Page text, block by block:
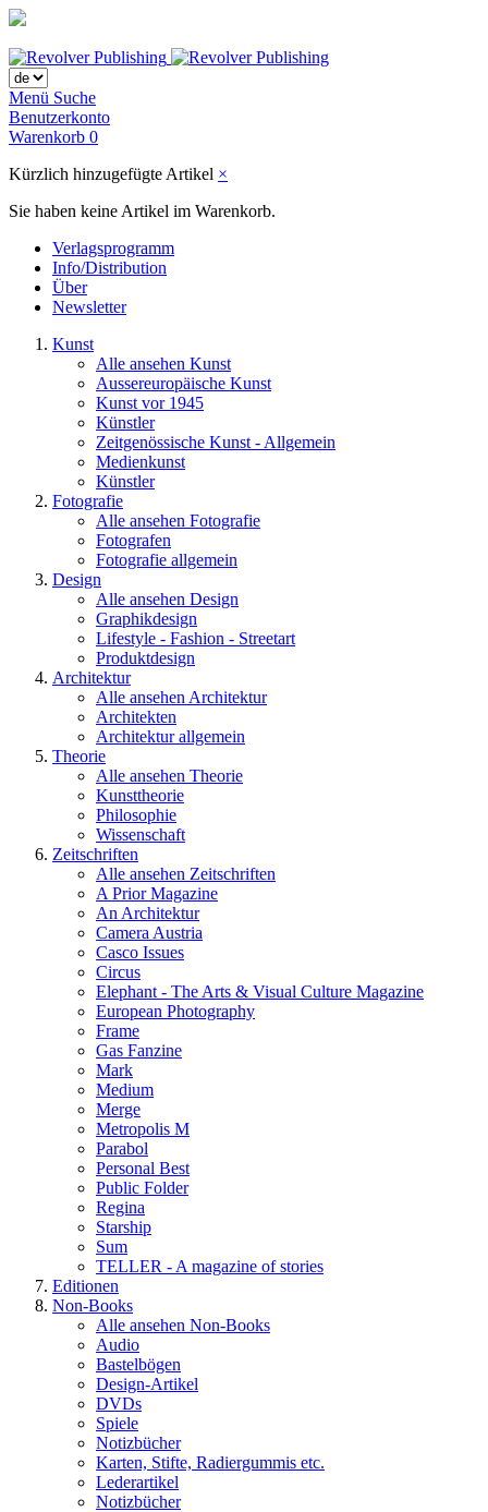
Menü Suche
Benutzerkonto
Warenkorb 0
Kürzlich hinzugefügte Artikel ×
Sie haben keine Artikel im Warenkorb.
Verlagsprogramm
Info/Distribution
Über
Newsletter
Kunst
Alle ansehen Kunst
Aussereuropäische Kunst
Kunst vor 1945
Künstler
Zeitgenössische Kunst - Allgemein
Medienkunst
Künstler
Fotografie
Alle ansehen Fotografie
Fotografen
Fotografie allgemein
Design
Alle ansehen Design
Graphikdesign
Lifestyle - Fashion - Streetart
Produktdesign
Architektur
Alle ansehen Architektur
Architekten
Architektur allgemein
Theorie
Alle ansehen Theorie
Kunsttheorie
Philosophie
Wissenschaft
Zeitschriften
Alle ansehen Zeitschriften
A Prior Magazine
An Architektur
Camera Austria
Casco Issues
Circus
Elephant - The Arts & Visual Culture Magazine
European Photography
Frame
Gas Fanzine
Mark
Medium
Merge
Metropolis M
Parabol
Personal Best
Public Folder
Regina
Starship
Sum
TELLER - A magazine of stories
Editionen
Non-Books
Alle ansehen Non-Books
Audio
Bastelbögen
Design-Artikel
DVDs
Spiele
Notizbücher
Karten, Stifte, Radiergummis etc.
Lederartikel
Notizbücher